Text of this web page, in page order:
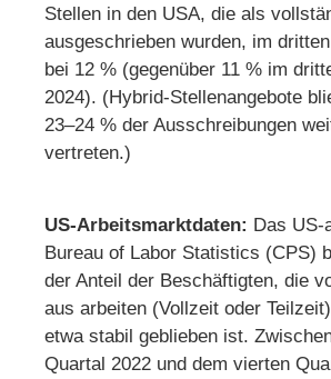
Stellen in den USA, die als
ausgeschrieben wurden, im
bei 12 % (gegenüber 11 % im
2024). (Hybrid-Stellenangebote
23–24 % der Ausschreibungen
vertreten.)
US-Arbeitsmarktdaten: Das US-
Bureau of Labor Statistics (CPS)
der Anteil der Beschäftigten, die
aus arbeiten (Vollzeit oder
etwa stabil geblieben ist.
Quartal 2022 und dem vierten